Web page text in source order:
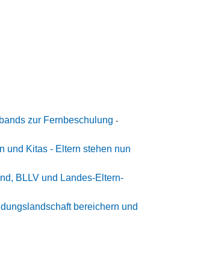
zur Fernbeschulung -
und Kitas - Eltern stehen nun
BLLV und Landes-Eltern-
bereichern und